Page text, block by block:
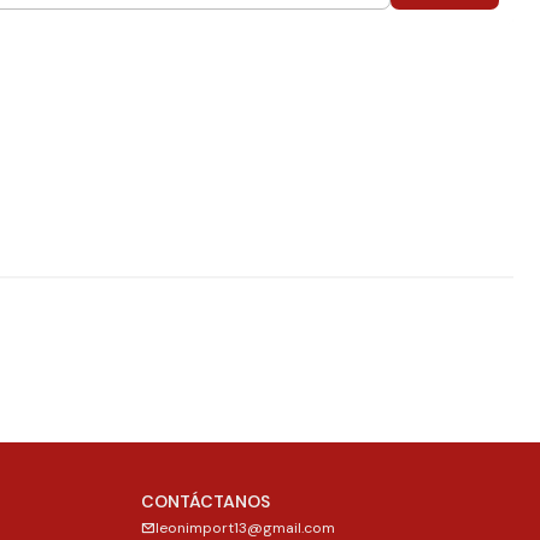
CONTÁCTANOS
leonimport13@gmail.com